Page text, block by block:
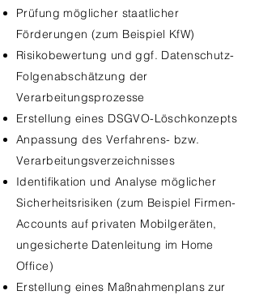
Prüfung möglicher staatlicher
Förderungen (zum Beispiel KfW)
Risikobewertung und ggf. Datenschutz-
Folgenabschätzung der
Verarbeitungsprozesse
Erstellung eines DSGVO-Löschkonzepts
Anpassung des Verfahrens- bzw.
Verarbeitungsverzeichnisses
Identifikation und Analyse möglicher
Sicherheitsrisiken (zum Beispiel Firmen-
Accounts auf privaten Mobilgeräten,
ungesicherte Datenleitung im Home
Office)
Erstellung eines Maßnahmenplans zur